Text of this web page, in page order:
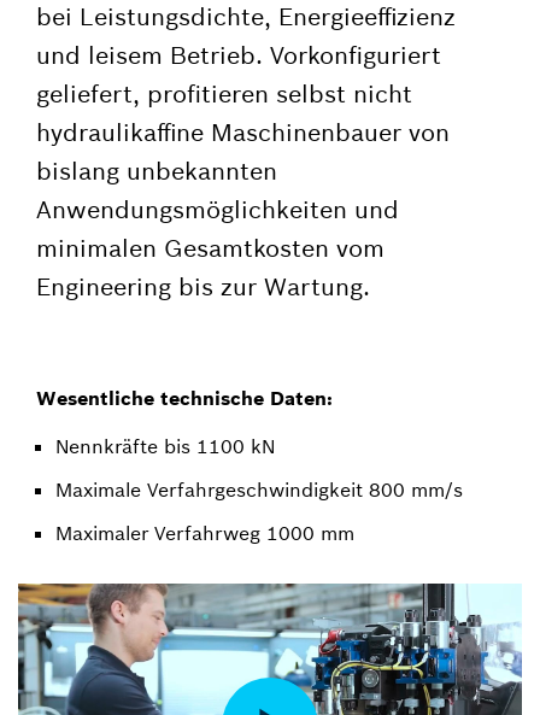
bei Leistungsdichte, Energieeffizienz
und leisem Betrieb. Vorkonfiguriert
geliefert, profitieren selbst nicht
hydraulikaffine Maschinenbauer von
bislang unbekannten
Anwendungsmöglichkeiten und
minimalen Gesamtkosten vom
Engineering bis zur Wartung.
Wesentliche technische Daten:
Nennkräfte bis 1100 kN
Maximale Verfahrgeschwindigkeit 800 mm/s
Maximaler Verfahrweg 1000 mm